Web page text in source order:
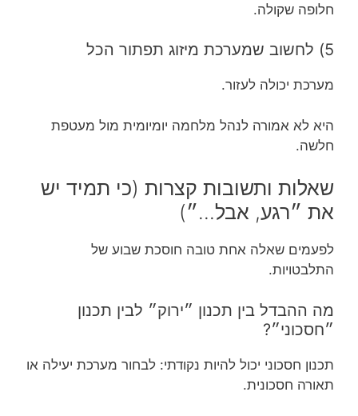
חלופה שקולה.
5) לחשוב שמערכת מיזוג תפתור הכל
מערכת יכולה לעזור.
היא לא אמורה לנהל מלחמה יומיומית מול מעטפת
חלשה.
שאלות ותשובות קצרות (כי תמיד יש
את ״רגע, אבל…״)
לפעמים שאלה אחת טובה חוסכת שבוע של
התלבטויות.
מה ההבדל בין תכנון ״ירוק״ לבין תכנון
״חסכוני״?
תכנון חסכוני יכול להיות נקודתי: לבחור מערכת יעילה או
תאורה חסכונית.